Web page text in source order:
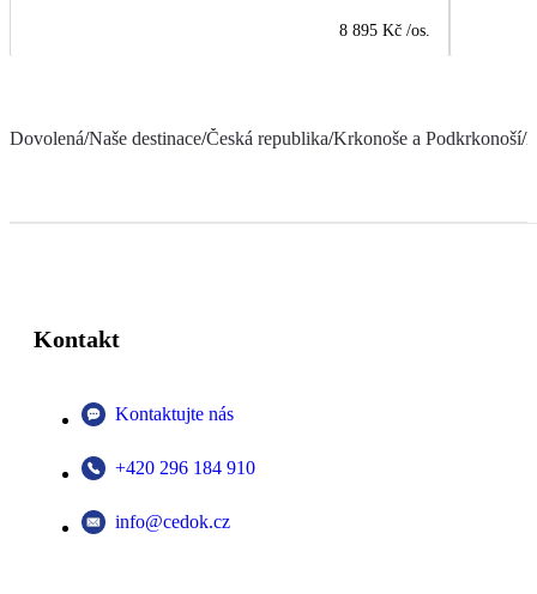
8 895 Kč /os.
Dovolená/Naše destinace/Česká republika/Krkonoše a Podkrkonoší/
Kontakt
Kontaktujte nás
+420 296 184 910
info@cedok.cz